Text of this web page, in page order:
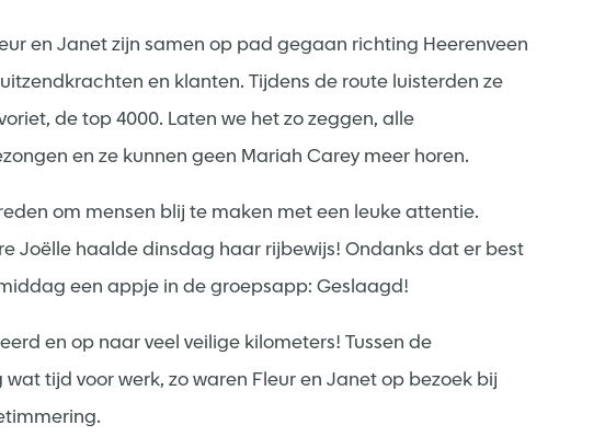
en Janet zijn samen op pad gegaan richting Heerenveen
en klanten. Tijdens de route luisterden ze
de top 4000. Laten we het zo zeggen, alle
en ze kunnen geen Mariah Carey meer horen.
om mensen blij te maken met een leuke attentie.
Joëlle haalde dinsdag haar rijbewijs! Ondanks dat er best
een appje in de groepsapp: Geslaagd!
en op naar veel veilige kilometers! Tussen de
tijd voor werk, zo waren Fleur en Janet op bezoek bij